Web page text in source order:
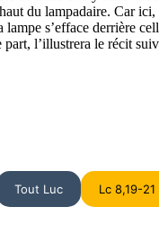
du lampadaire. Car
s’efface derrière
l’illustrera le récit
Tout Luc Lc 8,19-